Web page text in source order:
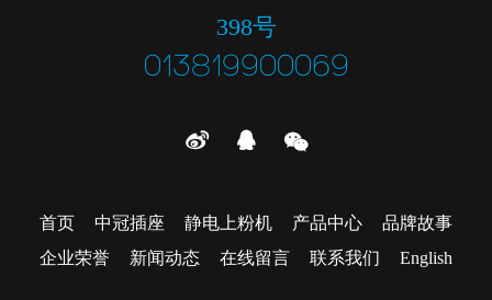
398号
013819900069
  
首页 中冠插座 静电上粉机 产品中心
品牌故事
企业荣誉
新闻动态 在线留言 联系我们 English